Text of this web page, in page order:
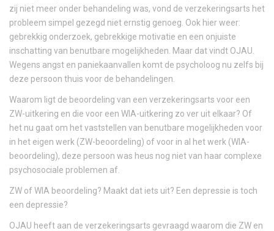
zij niet meer onder behandeling was, vond de verzekeringsarts het
probleem simpel gezegd niet ernstig genoeg. Ook hier weer:
gebrekkig onderzoek, gebrekkige motivatie en een onjuiste
inschatting van benutbare mogelijkheden. Maar dat vindt OJAU.
Wegens angst en paniekaanvallen komt de psycholoog nu zelfs bij
deze persoon thuis voor de behandelingen.
Waarom ligt de beoordeling van een verzekeringsarts voor een
ZW-uitkering en die voor een WIA-uitkering zo ver uit elkaar? Of
het nu gaat om het vaststellen van benutbare mogelijkheden voor
in het eigen werk (ZW-beoordeling) of voor in al het werk (WIA-
beoordeling), deze persoon was heus nog niet van haar complexe
psychosociale problemen af.
ZW of WIA beoordeling? Maakt dat iets uit? Een depressie is toch
een depressie?
OJAU heeft aan de verzekeringsarts gevraagd waarom die ZW en